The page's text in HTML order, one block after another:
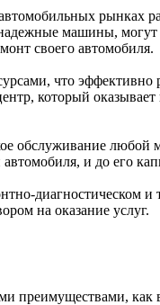
рынках
машины,
своего автомобиля.
что эффективно
который
обслуживание
и до его
диагностическом
на оказание услуг.
преимуществами, как